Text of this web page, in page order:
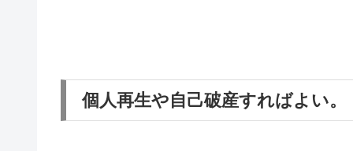
個人再生や自己破産すればよい。